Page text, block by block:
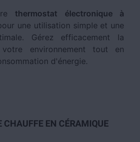
thermostat électronique à
une utilisation simple et une
Gérez efficacement la
environnement tout en
d'énergie.
EN CÉRAMIQUE